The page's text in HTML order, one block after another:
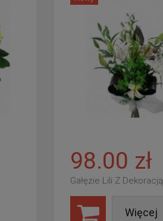
98.00 zł
Gałęzie Lili Z Dekoracją
Więcej